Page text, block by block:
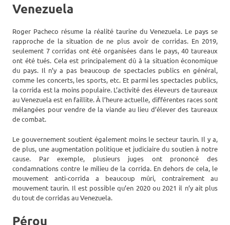
Venezuela
Roger Pacheco résume la réalité taurine du Venezuela. Le pays se
rapproche de la situation de ne plus avoir de corridas. En 2019,
seulement 7 corridas ont été organisées dans le pays, 40 taureaux
ont été tués. Cela est principalement dû à la situation économique
du pays. Il n’y a pas beaucoup de spectacles publics en général,
comme les concerts, les sports, etc. Et parmi les spectacles publics,
la corrida est la moins populaire. L’activité des éleveurs de taureaux
au Venezuela est en faillite. À l’heure actuelle, différentes races sont
mélangées pour vendre de la viande au lieu d’élever des taureaux
de combat.
Le gouvernement soutient également moins le secteur taurin. Il y a,
de plus, une augmentation politique et judiciaire du soutien à notre
cause. Par exemple, plusieurs juges ont prononcé des
condamnations contre le milieu de la corrida. En dehors de cela, le
mouvement anti-corrida a beaucoup mûri, contrairement au
mouvement taurin. Il est possible qu’en 2020 ou 2021 il n’y ait plus
du tout de corridas au Venezuela.
Pérou